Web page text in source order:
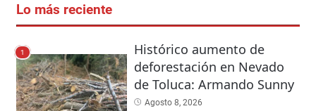
Lo más reciente
1
Histórico aumento de
deforestación en Nevado
de Toluca: Armando Sunny
Agosto 8, 2026